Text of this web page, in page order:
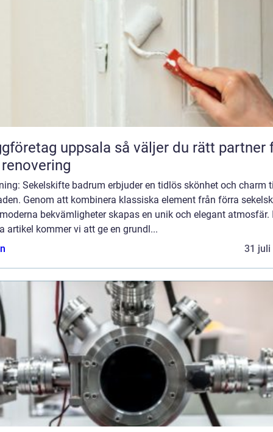
uppsala så väljer du rätt partner för
Sekelskifte badrum erbjuder en tidlös skönhet och charm
Genom att kombinera klassiska element från förra
bekvämligheter skapas en unik och elegant atmosfär.
artikel kommer vi att ge en grundl...
31 juli